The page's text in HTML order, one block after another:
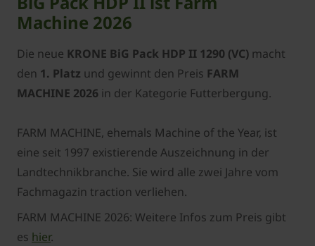
Machine 2026
Die neue KRONE BiG Pack HDP II 1290 (VC) macht
den 1. Platz und gewinnt den Preis FARM
MACHINE 2026 in der Kategorie Futterbergung.
FARM MACHINE, ehemals Machine of the Year, ist
eine seit 1997 existierende Auszeichnung in der
Landtechnikbranche. Sie wird alle zwei Jahre vom
Fachmagazin traction verliehen.
FARM MACHINE 2026: Weitere Infos zum Preis gibt
es hier.